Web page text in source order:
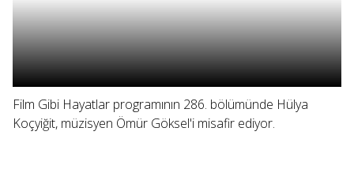
Film Gibi Hayatlar programının 286. bölümünde Hülya
Koçyiğit, müzisyen Ömür Göksel'i misafir ediyor.